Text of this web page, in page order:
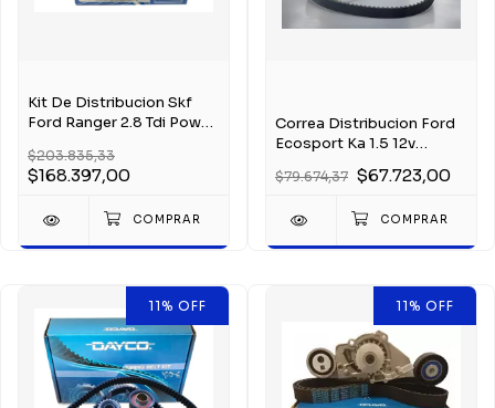
Kit De Distribucion Skf
Ford Ranger 2.8 Tdi Power
$203.835,33
$168.397,00
Correa Distribucion Ford
Ecosport Ka 1.5 12v
$79.674,37 $67.723,00
11% OFF 11% OFF